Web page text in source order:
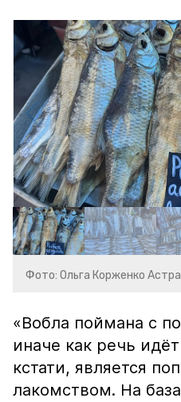
Фото: Ольга Корженко
«Вобла поймана с
иначе как речь
кстати, является
лакомством. На